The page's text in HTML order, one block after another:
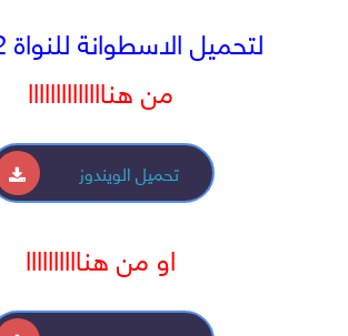
لتحميل الاسطوانة للنواة 32 بت
من هناااااااااااااا
تحميل الويندوز
او من هناااااااااا